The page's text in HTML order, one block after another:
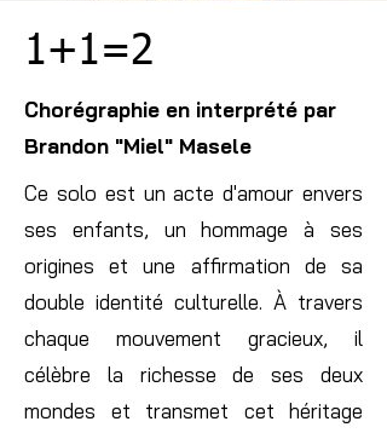
1+1=2
Chorégraphie en interprété par
Brandon "Miel" Masele
Ce solo est un acte d'amour envers
ses enfants, un hommage à ses
origines et une affirmation de sa
double identité culturelle. À travers
chaque mouvement gracieux, il
célèbre la richesse de ses deux
mondes et transmet cet héritage